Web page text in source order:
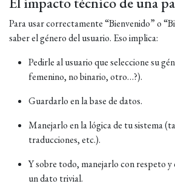
Para usar correctamente “Bienvenido” o
saber el género del usuario. Eso implica:
Pedirle al usuario que seleccione su
femenino, no binario, otro…?).
Guardarlo en la base de datos.
Manejarlo en la lógica de tu sistema
traducciones, etc.).
Y sobre todo, manejarlo con respeto y
un dato trivial.